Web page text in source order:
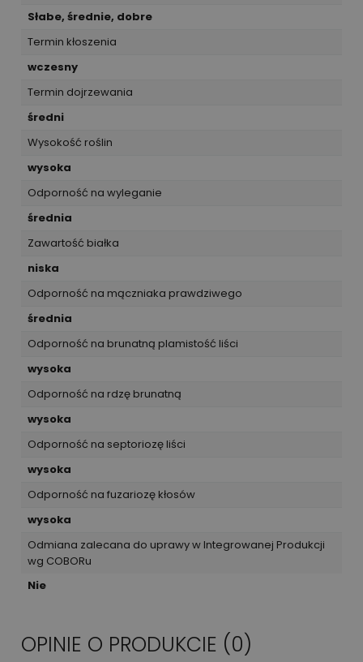
Słabe, średnie, dobre
Termin kłoszenia
wczesny
Termin dojrzewania
średni
Wysokość roślin
wysoka
Odporność na wyleganie
średnia
Zawartość białka
niska
Odporność na mączniaka prawdziwego
średnia
Odporność na brunatną plamistość liści
wysoka
Odporność na rdzę brunatną
wysoka
Odporność na septoriozę liści
wysoka
Odporność na fuzariozę kłosów
wysoka
Odmiana zalecana do uprawy w Integrowanej Produkcji
wg COBORu
Nie
OPINIE O PRODUKCIE (0)